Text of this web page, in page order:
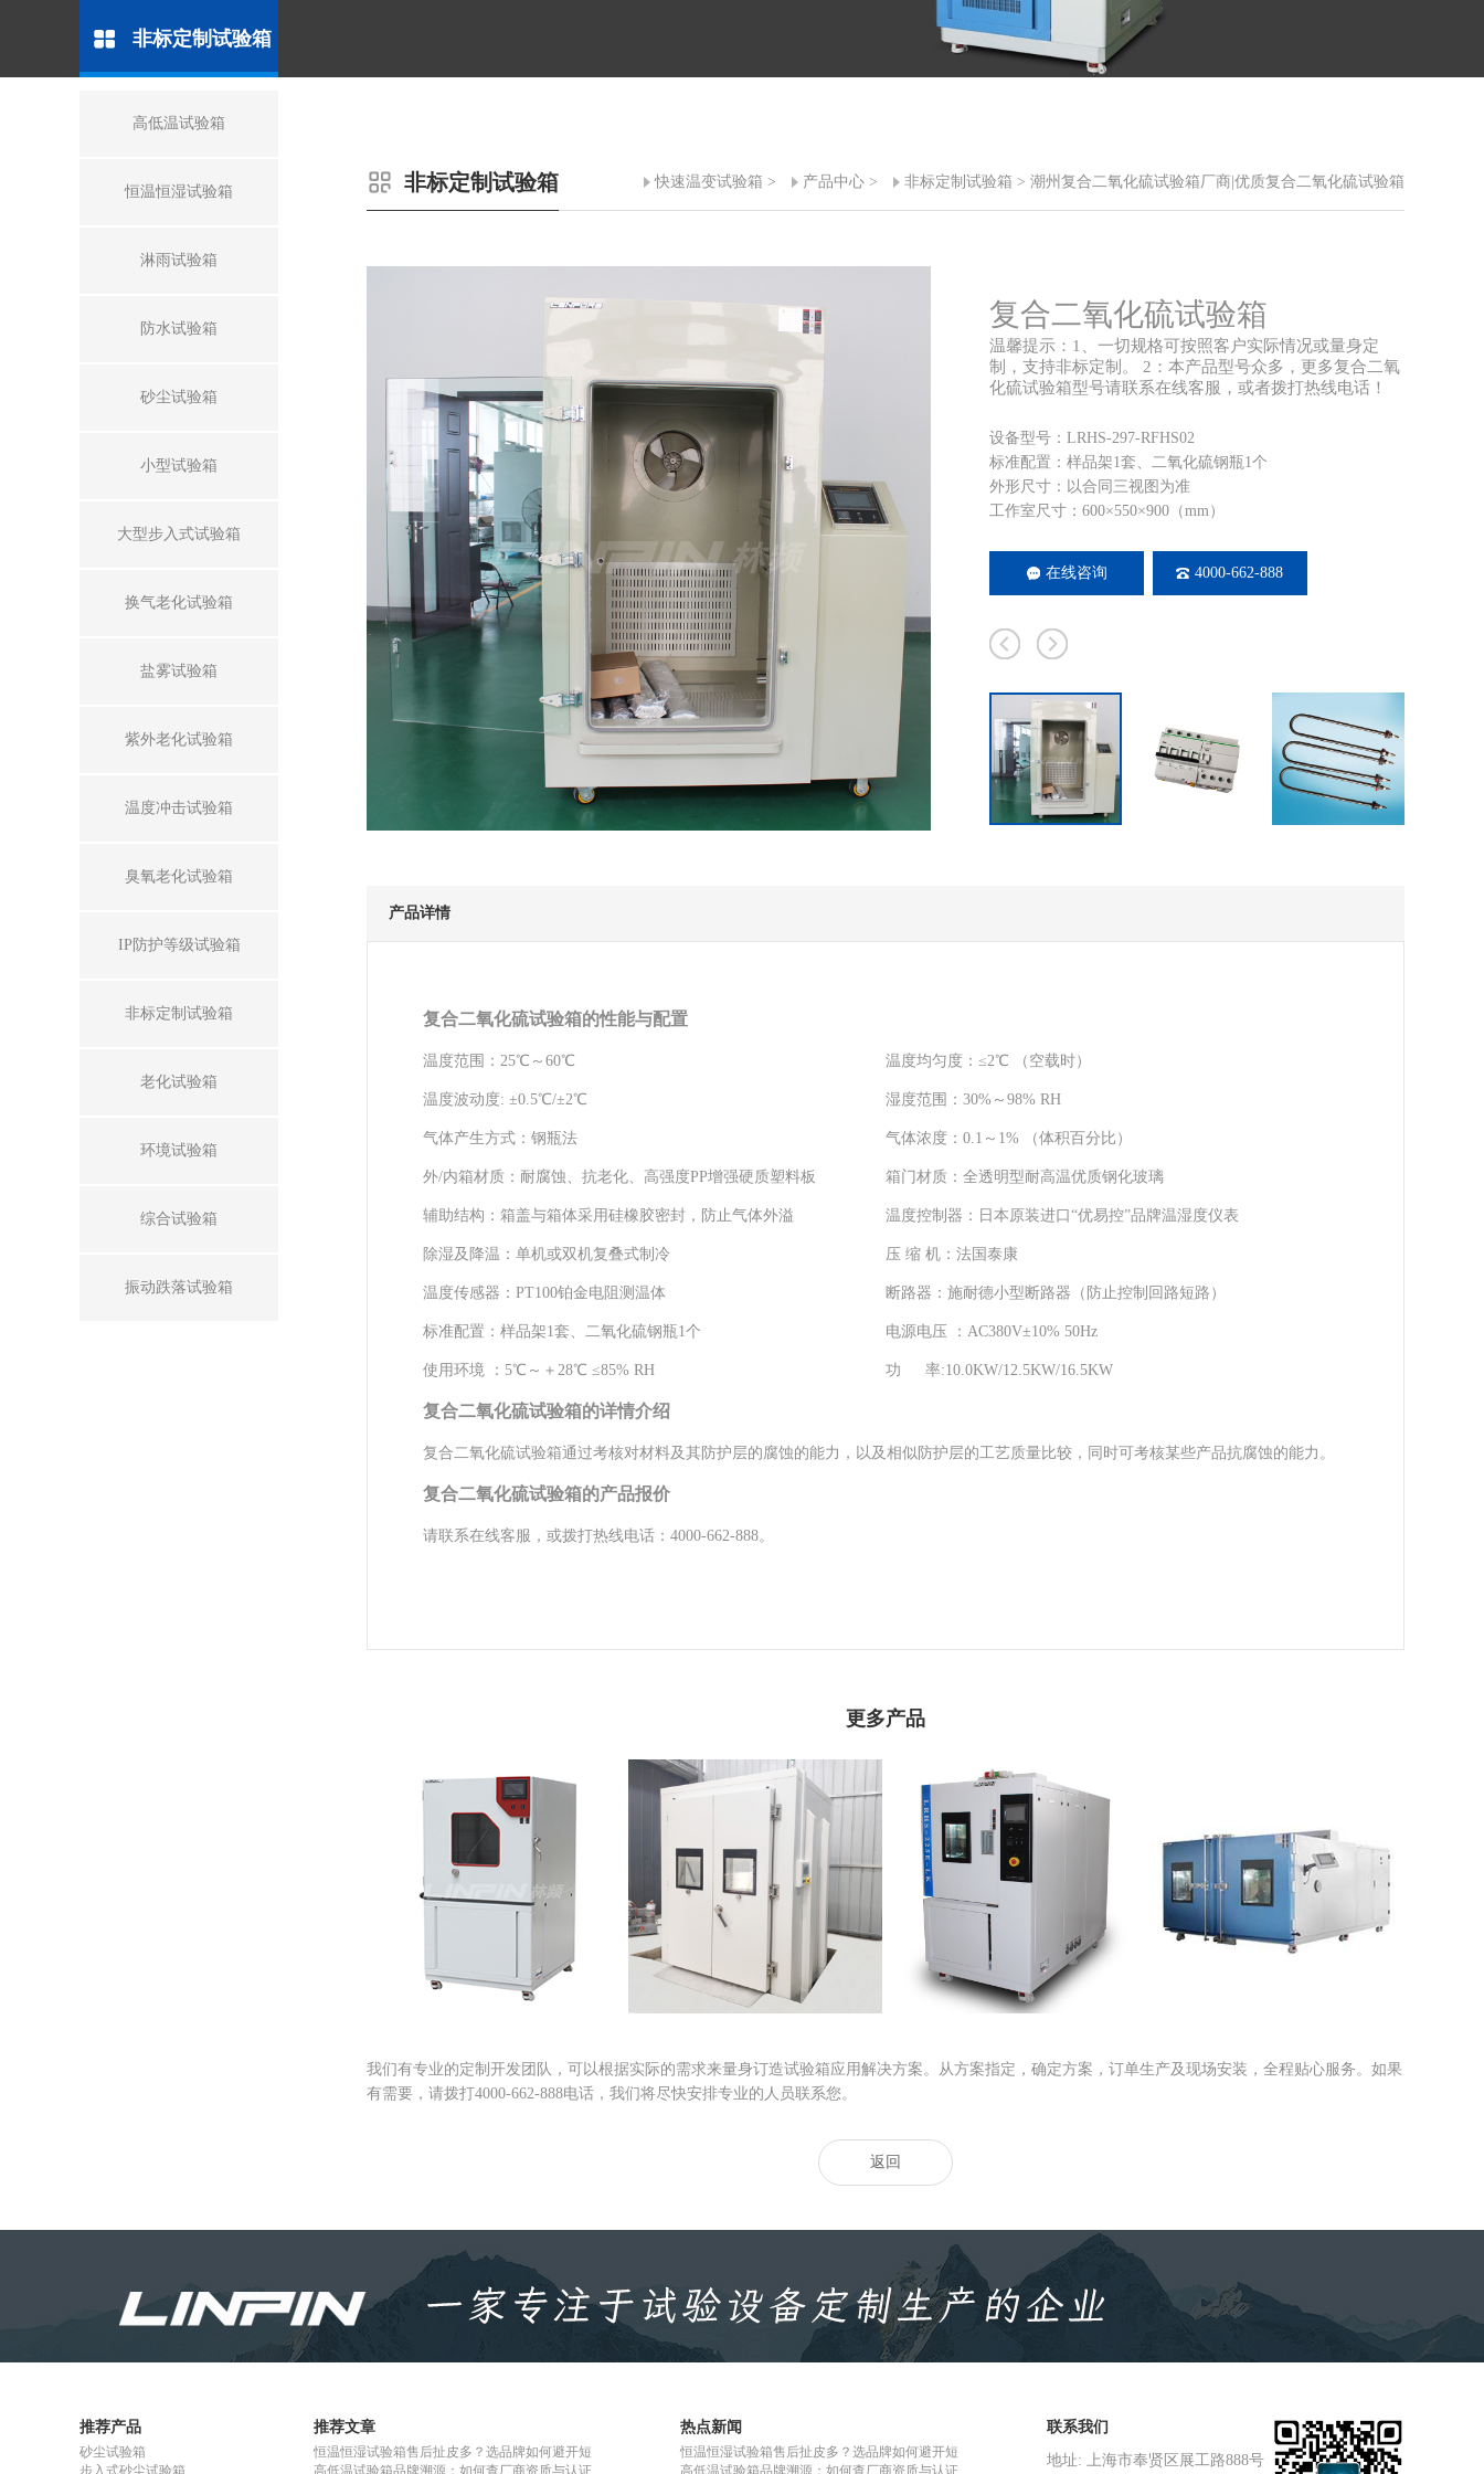
非标定制试验箱
高低温试验箱
恒温恒湿试验箱
淋雨试验箱
防水试验箱
砂尘试验箱
小型试验箱
大型步入式试验箱
换气老化试验箱
盐雾试验箱
紫外老化试验箱
温度冲击试验箱
臭氧老化试验箱
IP防护等级试验箱
非标定制试验箱
老化试验箱
环境试验箱
综合试验箱
振动跌落试验箱
非标定制试验箱 快速温变试验箱 > 产品中心 > 非标定制试验箱 > 潮州复合二氧化硫试验箱厂商|优质复合二氧化硫试验箱
复合二氧化硫试验箱
温馨提示：1、一切规格可按照客户实际情况或量身定
制，支持非标定制。 2：本产品型号众多，更多复合二氧
化硫试验箱型号请联系在线客服，或者拨打热线电话！
设备型号：LRHS-297-RFHS02
标准配置：样品架1套、二氧化硫钢瓶1个
外形尺寸：以合同三视图为准
工作室尺寸：600×550×900（mm）
在线咨询 4000-662-888
产品详情
复合二氧化硫试验箱的性能与配置
温度范围： 25℃～60℃ 温度均匀度： ≤2℃ （空载时）
温度波动度: ±0.5℃/±2℃ 湿度范围： 30%～98% RH
气体产生方式： 钢瓶法 气体浓度： 0.1～1% （体积百分比）
外/内箱材质： 耐腐蚀、抗老化、高强度PP增强硬质塑料板 箱门材质： 全透明型耐高温优质钢化玻璃
辅助结构： 箱盖与箱体采用硅橡胶密封，防止气体外溢 温度控制器： 日本原装进口“优易控”品牌温湿度仪表
除湿及降温： 单机或双机复叠式制冷 压 缩 机： 法国泰康
温度传感器： PT100铂金电阻测温体 断路器： 施耐德小型断路器（防止控制回路短路）
标准配置： 样品架1套、二氧化硫钢瓶1个 电源电压 ： AC380V±10% 50Hz
使用环境 ： 5℃～＋28℃ ≤85% RH 功 率:10.0KW/12.5KW/16.5KW
复合二氧化硫试验箱的详情介绍
复合二氧化硫试验箱通过考核对材料及其防护层的腐蚀的能力，以及相似防护层的工艺质量比较，同时可考核某些产品抗腐蚀的能力。
复合二氧化硫试验箱的产品报价
请联系在线客服，或拨打热线电话：4000-662-888。
更多产品
砂尘试验箱|沙尘试验箱 步入式砂尘试验箱|大型步 快速温变试验箱|快速温度 大型快速温度变化试验箱
我们有专业的定制开发团队，可以根据实际的需求来量身订造试验箱应用解决方案。从方案指定，确定方案，订单生产及现场安装，全程贴心服务。如果
有需要，请拨打4000-662-888电话，我们将尽快安排专业的人员联系您。
返回
推荐产品
砂尘试验箱
推荐文章
恒温恒湿试验箱售后扯皮多？选品牌如何避开短
热点新闻
恒温恒湿试验箱售后扯皮多？选品牌如何避开短
联系我们
地址: 上海市奉贤区展工路888号